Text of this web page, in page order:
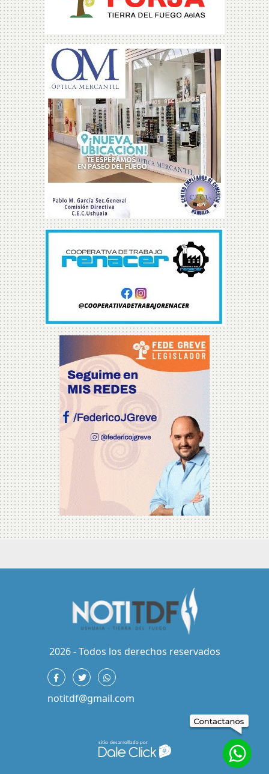
2026 - Todos los derechos reservados
notitdf@gmail.com